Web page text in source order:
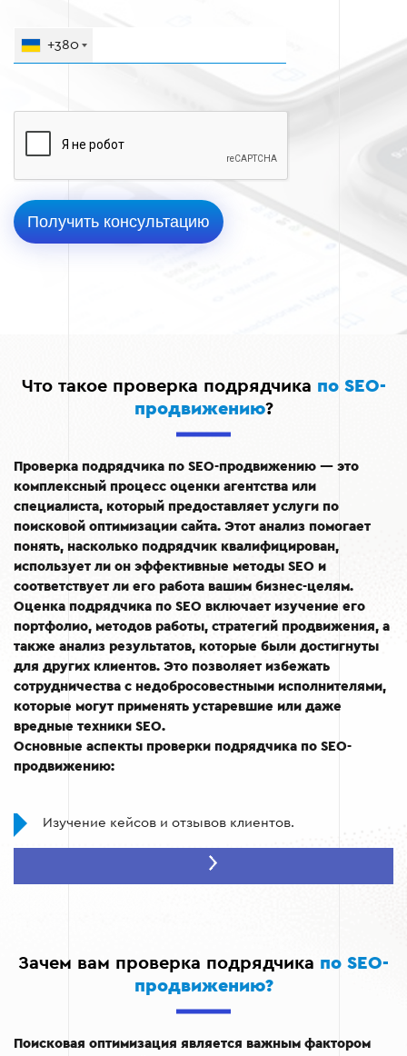
+380
Что такое проверка подрядчика по SEO-
продвижению?
Проверка подрядчика по SEO-продвижению — это
комплексный процесс оценки агентства или
специалиста, который предоставляет услуги по
поисковой оптимизации сайта. Этот анализ помогает
понять, насколько подрядчик квалифицирован,
использует ли он эффективные методы SEO и
соответствует ли его работа вашим бизнес-целям.
Оценка подрядчика по SEO включает изучение его
портфолио, методов работы, стратегий продвижения, а
также анализ результатов, которые были достигнуты
для других клиентов. Это позволяет избежать
сотрудничества с недобросовестными исполнителями,
которые могут применять устаревшие или даже
вредные техники SEO.
Основные аспекты проверки подрядчика по SEO-
продвижению:
Изучение кейсов и отзывов клиентов.
Анализ методов продвижения (белое, серое или
Анализ гарантий, которые предлагает подрядчик.
Зачем вам проверка подрядчика по SEO-
продвижению?
Поисковая оптимизация является важным фактором